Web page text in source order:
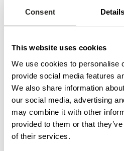
Consent Details
This website uses cookies
We use cookies to personalise
provide social media features
We also share information
our social media, advertising
may combine it with other
provided to them or that
of their services.
Rekommenderade tillbehör
Stolplock Platt
71x71mm
99 kr
Stolpsko